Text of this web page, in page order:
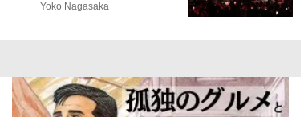
Yoko Nagasaka